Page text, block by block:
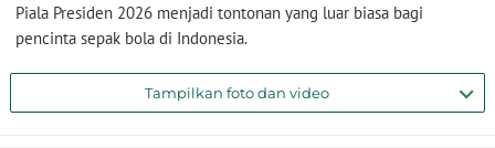
Piala Presiden 2026 menjadi tontonan yang luar biasa bagi
pencinta sepak bola di Indonesia.
Tampilkan foto dan video